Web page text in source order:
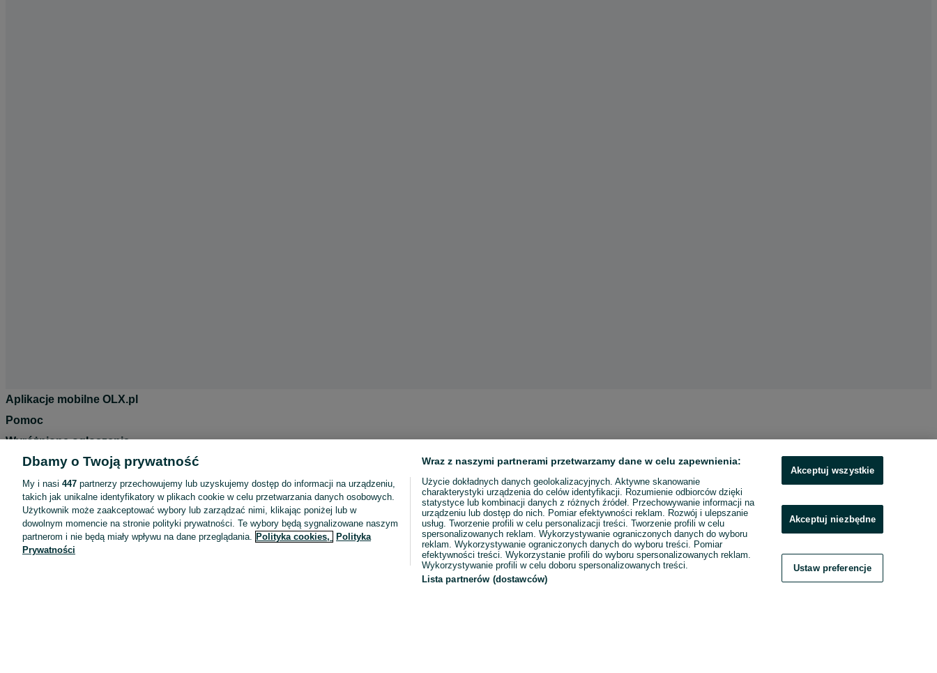
Aplikacje mobilne OLX.pl
Pomoc
Wyróżnione ogłoszenia
Oferta dla firm
Blog
Regulamin
Polityka prywatności
Reklama
Dbamy o Twoją prywatność
My i nasi 447 partnerzy przechowujemy lub uzyskujemy dostęp do informacji na urządzeniu,
takich jak unikalne identyfikatory w plikach cookie w celu przetwarzania danych osobowych.
Użytkownik może zaakceptować wybory lub zarządzać nimi, klikając poniżej lub w
dowolnym momencie na stronie polityki prywatności. Te wybory będą sygnalizowane naszym
partnerom i nie będą miały wpływu na dane przeglądania. Polityka cookies,
Polityka
Prywatności
Wraz z naszymi partnerami przetwarzamy dane w celu zapewnienia:
Użycie dokładnych danych geolokalizacyjnych. Aktywne skanowanie
charakterystyki urządzenia do celów identyfikacji. Rozumienie odbiorców dzięki
statystyce lub kombinacji danych z różnych źródeł. Przechowywanie informacji na
urządzeniu lub dostęp do nich. Pomiar efektywności reklam. Rozwój i ulepszanie
usług. Tworzenie profili w celu personalizacji treści. Tworzenie profili w celu
spersonalizowanych reklam. Wykorzystywanie ograniczonych danych do wyboru
reklam. Wykorzystywanie ograniczonych danych do wyboru treści. Pomiar
efektywności treści. Wykorzystanie profili do wyboru spersonalizowanych reklam.
Wykorzystywanie profili w celu doboru spersonalizowanych treści.
Lista partnerów (dostawców)
Akceptuj wszystkie
Akceptuj niezbędne
Ustaw preferencje